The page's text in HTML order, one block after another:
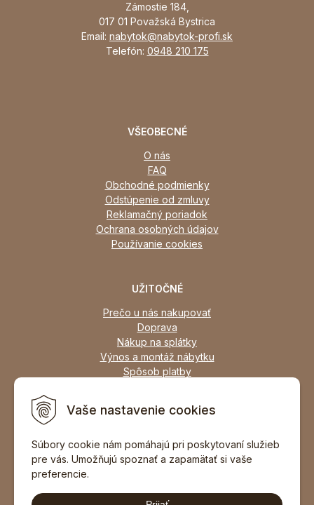
Vaše nastavenie cookies
Súbory cookie nám pomáhajú pri poskytovaní služieb
pre vás. Umožňujú spoznať a zapamätať si vaše
preferencie.
Zámostie 184,
017 01 Považská Bystrica
Email: nabytok@nabytok-profi.sk
Telefón: 0948 210 175
VŠEOBECNÉ
O nás
FAQ
Obchodné podmienky
Odstúpenie od zmluvy
Reklamačný poriadok
Ochrana osobných údajov
Používanie cookies
UŽITOČNÉ
Prečo u nás nakupovať
Doprava
Nákup na splátky
Výnos a montáž nábytku
Spôsob platby
Zariadime všetky typy interiérov
DOPORUČIŤ ZNÁMEMU